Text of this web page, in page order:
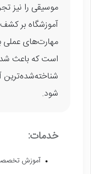
موسیقی را نیز
آموزشگاه بر
مهارت‌های عملی
است که باعث
شناخته‌شده‌ترین
شود.
خدمات:
آموزش